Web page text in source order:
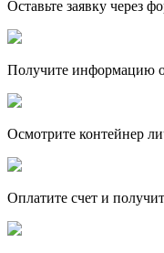
Оставьте заявку через
Получите информацию о
Осмотрите контейнер
Оплатите счет и